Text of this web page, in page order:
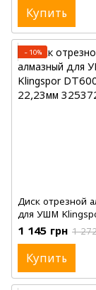
Купить
−10%
Диск отрезной
для УШМ
SUPRA 22,23мм,
1 145 грн 1
Купить